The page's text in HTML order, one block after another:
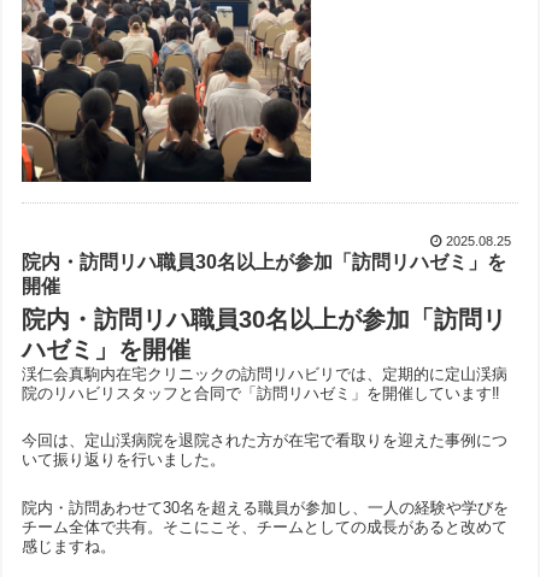
2025.08.25
院内・訪問リハ職員30名以上が参加「訪問リハゼミ」を
開催
院内・訪問リハ職員30名以上が参加「訪問リ
ハゼミ」を開催
渓仁会真駒内在宅クリニックの訪問リハビリでは、定期的に定山渓病
院のリハビリスタッフと合同で「訪問リハゼミ」を開催しています‼️
今回は、定山渓病院を退院された方が在宅で看取りを迎えた事例につ
いて振り返りを行いました。
院内・訪問あわせて30名を超える職員が参加し、一人の経験や学びを
チーム全体で共有。そこにこそ、チームとしての成長があると改めて
感じますね。